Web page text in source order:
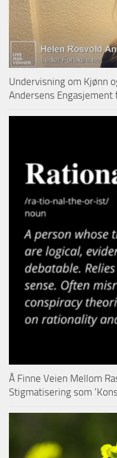
Undervisning om Kjønn
Andersens
Å Finne Veien Mellom
Stigmatisering som